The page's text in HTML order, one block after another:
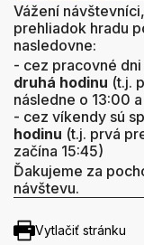
Vážení
prehliadok hradu
nasledovne:
- cez pracovné
druhá hodinu (t.j.
následne o 13:00
- cez víkendy sú
hodinu (t.j. prvá
začína 15:45)
Ďakujeme za
návštevu.
Vytlačiť stránku